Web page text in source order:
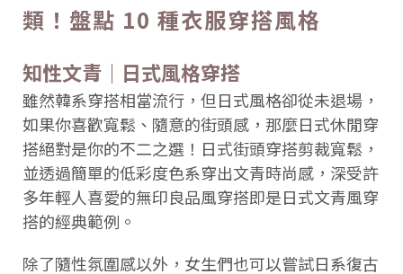
類！盤點 10 種衣服穿搭風格
知性文青｜日式風格穿搭
雖然韓系穿搭相當流行，但日式風格卻從未退場，
如果你喜歡寬鬆、隨意的街頭感，那麼日式休閒穿
搭絕對是你的不二之選！日式街頭穿搭剪裁寬鬆，
並透過簡單的低彩度色系穿出文青時尚感，深受許
多年輕人喜愛的無印良品風穿搭即是日式文青風穿
搭的經典範例。
除了隨性氛圍感以外，女生們也可以嘗試日系復古